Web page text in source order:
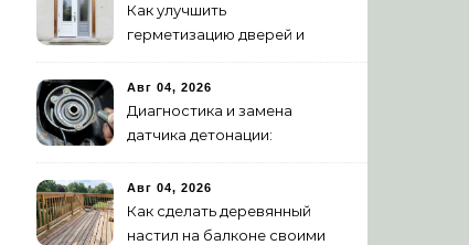
Как улучшить
герметизацию дверей и
способов
Авг 04, 2026
Диагностика и замена
датчика детонации:
Авг 04, 2026
Как сделать деревянный
настил на балконе своими